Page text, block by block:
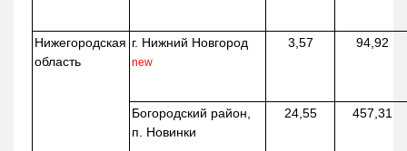
Нижегородская
область
г. Нижний Новгород
new
3,57 94,92
Богородский район,
п. Новинки
24,55 457,31